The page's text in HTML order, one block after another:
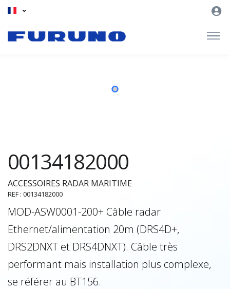
00134182000
ACCESSOIRES RADAR MARITIME
REF : 00134182000
MOD-ASW0001-200+ Câble radar
Ethernet/alimentation 20m (DRS4D+,
DRS2DNXT et DRS4DNXT). Câble très
performant mais installation plus complexe,
se référer au BT156.